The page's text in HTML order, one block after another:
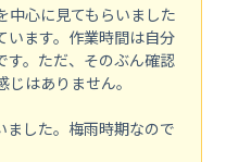
中心に見てもらいました
います。作業時間は自分
す。ただ、そのぶん確認
はありません。
ました。梅雨時期なので